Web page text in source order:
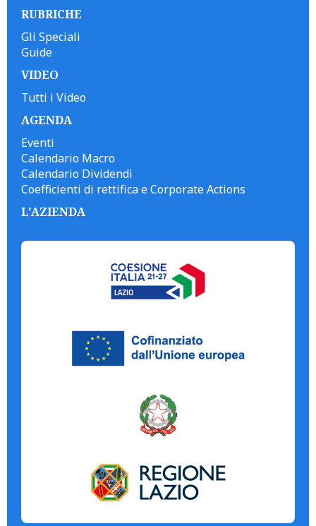
RUBRICHE
Gli Speciali
Guide
VIDEO
Tutti i Video
AGENDA
Eventi
Calendario Macro
Calendario Dividendi
Coefficienti di rettifica e Corporate Actions
L'AZIENDA